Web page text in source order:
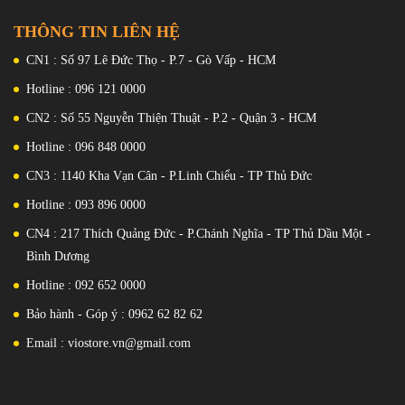
THÔNG TIN LIÊN HỆ
CN1 : Số 97 Lê Đức Thọ - P.7 - Gò Vấp - HCM
Hotline : 096 121 0000
CN2 : Số 55 Nguyễn Thiện Thuật - P.2 - Quận 3 - HCM
Hotline : 096 848 0000
CN3 : 1140 Kha Vạn Cân - P.Linh Chiểu - TP Thủ Đức
Hotline : 093 896 0000
CN4 : 217 Thích Quảng Đức - P.Chánh Nghĩa - TP Thủ Dầu Một -
Bình Dương
Hotline : 092 652 0000
Bảo hành - Góp ý : 0962 62 82 62
Email : viostore.vn@gmail.com